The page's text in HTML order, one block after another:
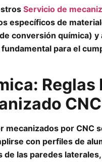
Servicio de
específicos de
conversión química)
para el
CNC
mecanizados por
con perfiles de
de las paredes